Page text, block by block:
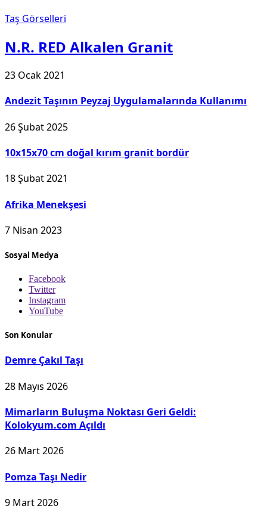
Taş Görselleri
N.R. RED Alkalen Granit
23 Ocak 2021
Andezit Taşının Peyzaj Uygulamalarında Kullanımı
26 Şubat 2025
10x15x70 cm doğal kırım granit bordür
18 Şubat 2021
Afrika Menekşesi
7 Nisan 2023
Sosyal Medya
Facebook
Twitter
Instagram
YouTube
Son Konular
Demre Çakıl Taşı
28 Mayıs 2026
Mimarların Buluşma Noktası Geri Geldi:
Kolokyum.com Açıldı
26 Mart 2026
Pomza Taşı Nedir
9 Mart 2026